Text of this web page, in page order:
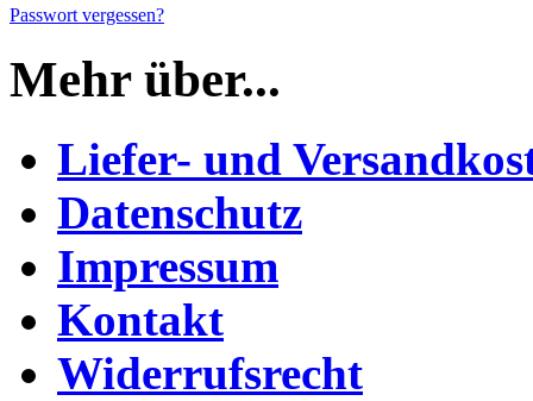
Passwort vergessen?
Mehr über...
Liefer- und
Datenschutz
Impressum
Kontakt
Widerrufsrecht